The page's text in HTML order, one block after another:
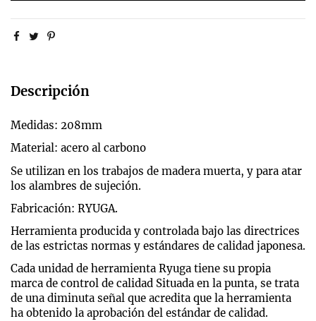
Descripción
Medidas: 208mm
Material: acero al carbono
Se utilizan en los trabajos de madera muerta, y para atar
los alambres de sujeción.
Fabricación: RYUGA.
Herramienta producida y controlada bajo las directrices
de las estrictas normas y estándares de calidad japonesa.
Cada unidad de herramienta Ryuga tiene su propia
marca de control de calidad Situada en la punta, se trata
de una diminuta señal que acredita que la herramienta
ha obtenido la aprobación del estándar de calidad.